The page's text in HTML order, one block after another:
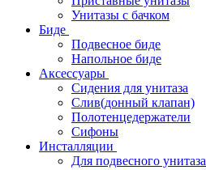
Унитазы с бачком
Биде
Подвесное биде
Напольное биде
Аксессуары
Сидения для унитаза
Слив(донный клапан)
Полотенцедержатели
Сифоны
Инсталляции
Для подвесного унитаза